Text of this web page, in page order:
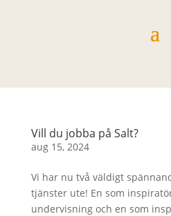
Vill du jobba på Salt?
aug 15, 2024
Vi har nu två väldigt
tjänster ute! En som
undervisning och en som